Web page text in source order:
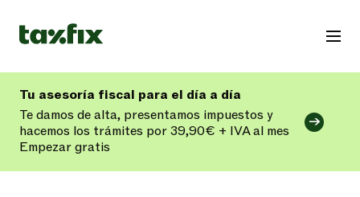
Tu asesoría fiscal para el día a día
Te damos de alta, presentamos impuestos y
hacemos los trámites por 39,90€ + IVA al mes
Empezar gratis